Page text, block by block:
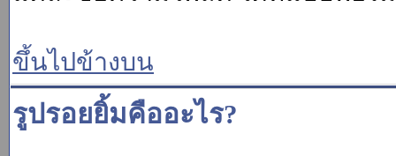
ขึ้นไปข้างบน
รูปรอยยิ้มคืออะไร?